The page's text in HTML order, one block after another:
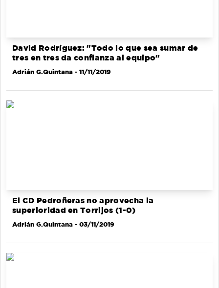
David Rodríguez: "Todo lo que sea sumar de
tres en tres da confianza al equipo"
Adrián G.Quintana - 11/11/2019
El CD Pedroñeras no aprovecha la
superioridad en Torrijos (1-0)
Adrián G.Quintana - 03/11/2019